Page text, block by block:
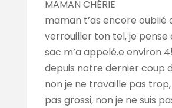
MAMAN CHÉRIE
maman t’as encore oublié
verrouiller ton tel, je pense
sac m’a appelé.e environ
depuis notre dernier coup
non je ne travaille pas trop,
pas grossi, non je ne suis